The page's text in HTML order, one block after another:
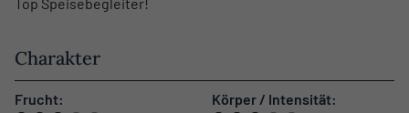
Charakter
Frucht: Körper / Intensität: